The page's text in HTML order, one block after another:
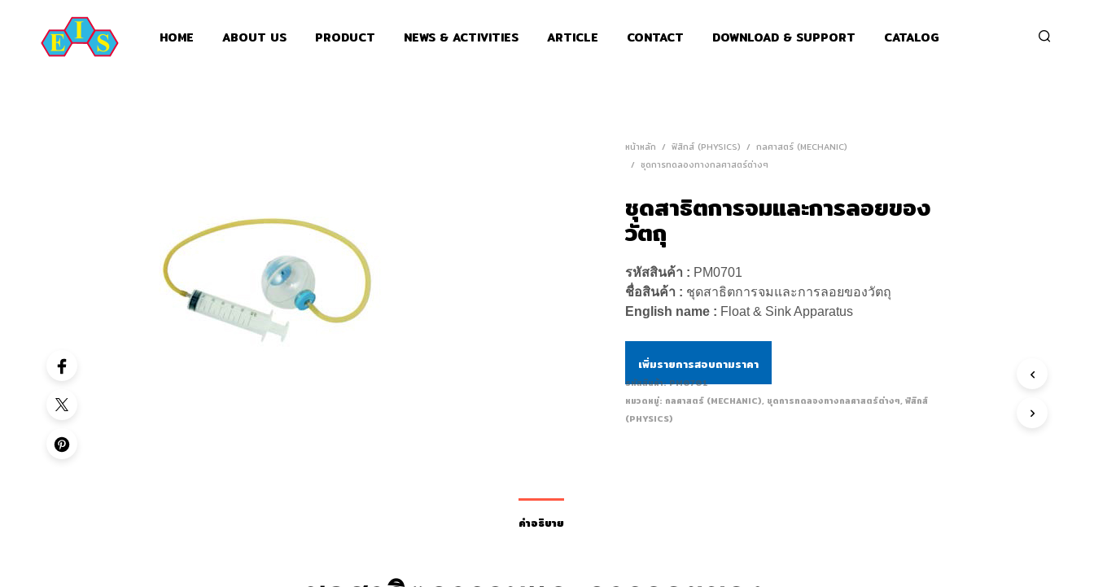
HOME ABOUT US PRODUCT NEWS & ACTIVITIES ARTICLE CONTACT DOWNLOAD & SUPPORT CATALOG
หน้าหลัก / ฟิสิกส์ (PHYSICS) / กลศาสตร์ (MECHANIC)
/ ชุดการทดลองทางกลศาสตร์ต่างๆ
ชุดสาธิตการจมและการลอยของ
วัตถุ
รหัสสินค้า : PM0701
ชื่อสินค้า : ชุดสาธิตการจมและการลอยของวัตถุ
English name : Float & Sink Apparatus
เพิ่มรายการสอบถามราคา
รหัสสินค้า:PM0701
หมวดหมู่: กลศาสตร์ (MECHANIC), ชุดการทดลองทางกลศาสตร์ต่างๆ,ฟิสิกส์
(PHYSICS)
คำอธิบาย